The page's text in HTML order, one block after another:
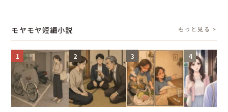
モヤモヤ短編小説 もっと見る >
1 2 3 4